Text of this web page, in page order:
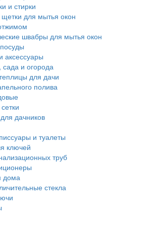
и стирки
для мытья окон
швабры для мытья окон
аксессуары
и огорода
для дачи
полива
дачников
и туалеты
ключей
труб
дома
стекла